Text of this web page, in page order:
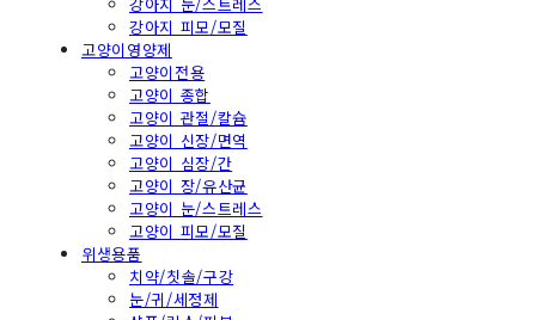
강아지 피모/모질
고양이영양제
고양이전용
고양이 종합
고양이 관절/칼슘
고양이 신장/면역
고양이 심장/간
고양이 장/유산균
고양이 눈/스트레스
고양이 피모/모질
위생용품
치약/칫솔/구강
눈/귀/세정제